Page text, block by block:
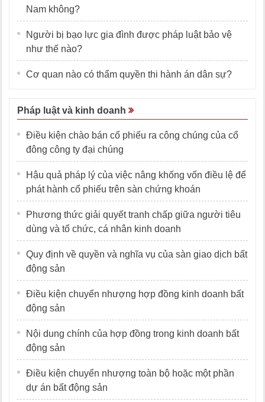
Nam không?
Người bị bạo lực gia đình được pháp luật bảo vệ
như thế nào?
Cơ quan nào có thẩm quyền thi hành án dân sự?
Pháp luật và kinh doanh
Điều kiện chào bán cổ phiếu ra công chúng của cổ
đông công ty đại chúng
Hậu quả pháp lý của việc nâng khống vốn điều lệ để
phát hành cổ phiếu trên sàn chứng khoán
Phương thức giải quyết tranh chấp giữa người tiêu
dùng và tổ chức, cá nhân kinh doanh
Quy định về quyền và nghĩa vụ của sàn giao dịch bất
động sản
Điều kiện chuyển nhượng hợp đồng kinh doanh bất
động sản
Nội dung chính của hợp đồng trong kinh doanh bất
động sản
Điều kiện chuyển nhượng toàn bộ hoặc một phần
dự án bất động sản